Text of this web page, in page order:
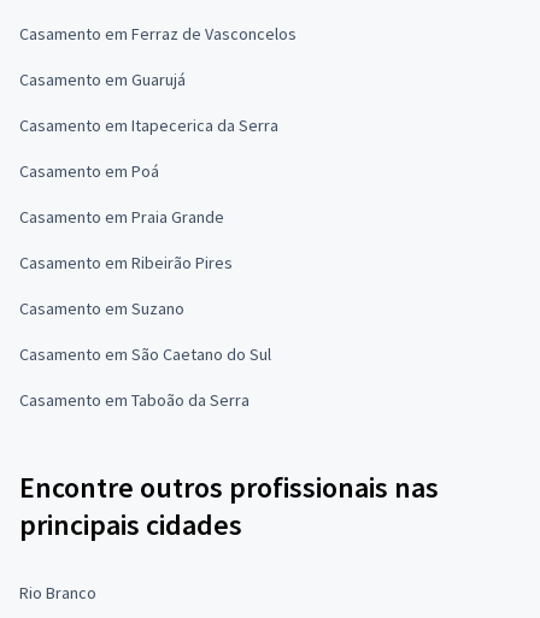
Casamento em Ferraz de Vasconcelos
Casamento em Guarujá
Casamento em Itapecerica da Serra
Casamento em Poá
Casamento em Praia Grande
Casamento em Ribeirão Pires
Casamento em Suzano
Casamento em São Caetano do Sul
Casamento em Taboão da Serra
Encontre outros profissionais nas
principais cidades
Rio Branco